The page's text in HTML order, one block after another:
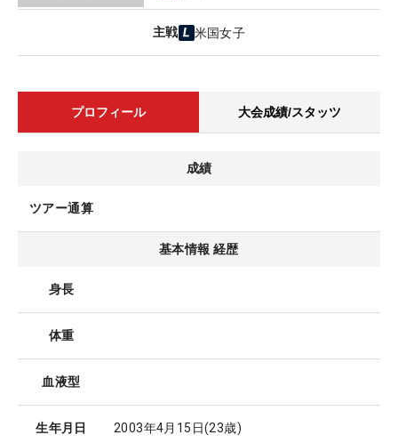
主戦 米国女子
プロフィール 大会成績/スタッツ
成績
ツアー通算
基本情報 経歴
身長
体重
血液型
生年月日 2003年4月15日(23歳)